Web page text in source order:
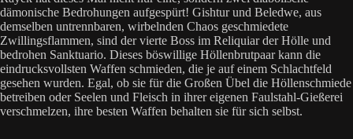
dämonische Bedrohungen aufgespürt! Gishtur und Beledwe, aus
demselben untrennbaren, wirbelnden Chaos geschmiedete
Zwillingsflammen, sind der vierte Boss im Reliquiar der Hölle und
bedrohen Sanktuario. Dieses böswillige Höllenbrutpaar kann die
eindrucksvollsten Waffen schmieden, die je auf einem Schlachtfeld
gesehen wurden. Egal, ob sie für die Großen Übel die Höllenschmiede
betreiben oder Seelen und Fleisch in ihrer eigenen Faulstahl-Gießerei
verschmelzen, ihre besten Waffen behalten sie für sich selbst.